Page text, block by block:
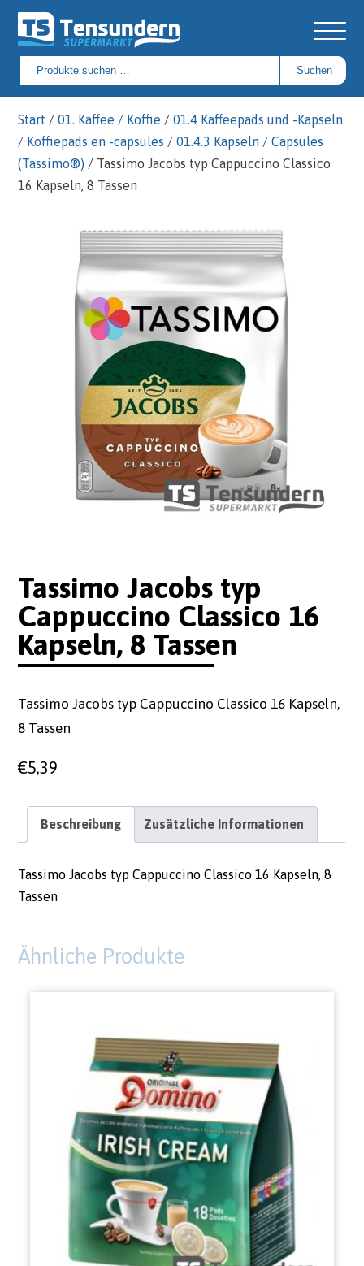
Suchen
nach:
Suchen
Start /01. Kaffee / Koffie /01.4 Kaffeepads und -Kapseln
/ Koffiepads en -capsules /01.4.3 Kapseln / Capsules
(Tassimo®) / Tassimo Jacobs typ Cappuccino Classico
16 Kapseln, 8 Tassen
Tassimo Jacobs typ
Cappuccino Classico 16
Kapseln, 8 Tassen
Tassimo Jacobs typ Cappuccino Classico 16 Kapseln,
8 Tassen
€5,39
Beschreibung Zusätzliche Informationen
Tassimo Jacobs typ Cappuccino Classico 16 Kapseln, 8
Tassen
Ähnliche Produkte